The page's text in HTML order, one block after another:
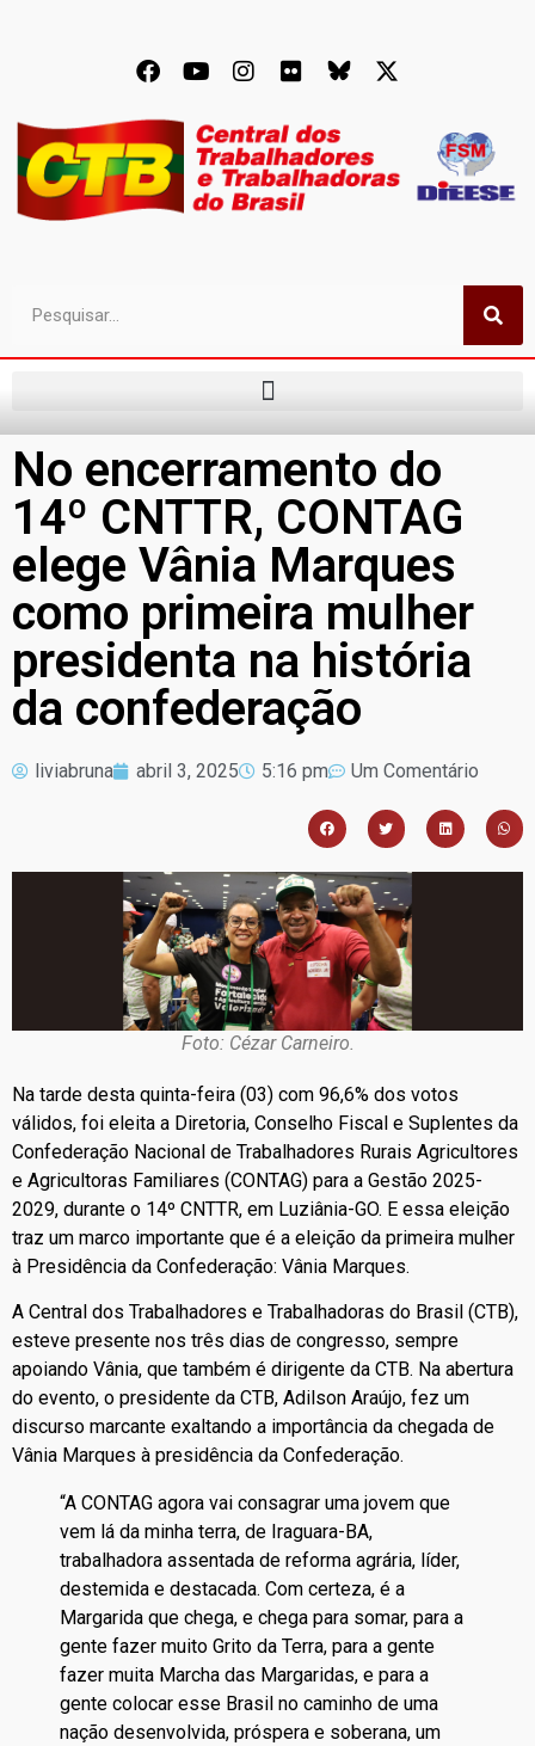
No encerramento do
14º CNTTR, CONTAG
elege Vânia Marques
como primeira mulher
presidenta na história
da confederação
liviabruna abril 3, 2025 5:16 pm Um Comentário
Foto: Cézar Carneiro.
Na tarde desta quinta-feira (03) com 96,6% dos votos
válidos, foi eleita a Diretoria, Conselho Fiscal e Suplentes da
Confederação Nacional de Trabalhadores Rurais Agricultores
e Agricultoras Familiares (CONTAG) para a Gestão 2025-
2029, durante o 14º CNTTR, em Luziânia-GO. E essa eleição
traz um marco importante que é a eleição da primeira mulher
à Presidência da Confederação: Vânia Marques.
A Central dos Trabalhadores e Trabalhadoras do Brasil (CTB),
esteve presente nos três dias de congresso, sempre
apoiando Vânia, que também é dirigente da CTB. Na abertura
do evento, o presidente da CTB, Adilson Araújo, fez um
discurso marcante exaltando a importância da chegada de
Vânia Marques à presidência da Confederação.
“A CONTAG agora vai consagrar uma jovem que
vem lá da minha terra, de Iraguara-BA,
trabalhadora assentada de reforma agrária, líder,
destemida e destacada. Com certeza, é a
Margarida que chega, e chega para somar, para a
gente fazer muito Grito da Terra, para a gente
fazer muita Marcha das Margaridas, e para a
gente colocar esse Brasil no caminho de uma
nação desenvolvida, próspera e soberana, um